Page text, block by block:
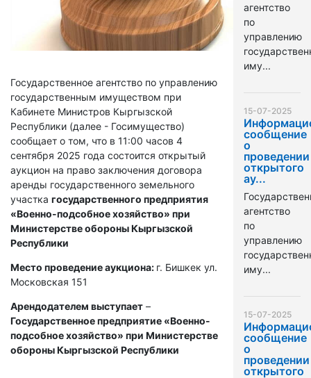
Государственное агентство по управлению
государственным имуществом при
Кабинете Министров Кыргызской
Республики (далее - Госимущество)
сообщает о том, что в 11:00 часов 4
сентября 2025 года состоится открытый
аукцион на право заключения договора
аренды государственного земельного
участка государственного предприятия
«Военно-подсобное хозяйство» при
Министерстве обороны Кыргызской
Республики
Место проведение аукциона: г. Бишкек ул.
Московская 151
Арендодателем выступает –
Государственное предприятие «Военно-
подсобное хозяйство» при Министерстве
обороны Кыргызской Республики
агентство
по
управлению
иму...
15-07-2025
сообщение
о
проведении
открытого
ау...
агентство
по
управлению
иму...
15-07-2025
сообщение
о
проведении
открытого